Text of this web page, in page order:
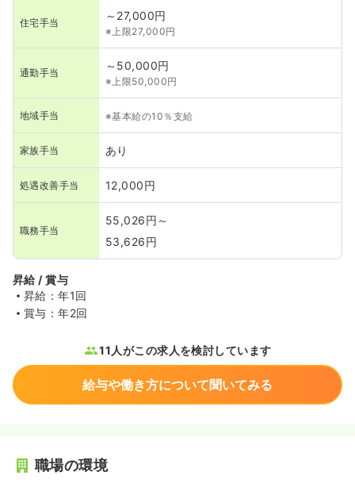
住宅手当
～27,000円
※上限27,000円
通勤手当
～50,000円
※上限50,000円
地域手当 ※基本給の10％支給
家族手当 あり
処遇改善手当 12,000円
職務手当
55,026円～
53,626円
昇給 / 賞与
昇給：年1回
賞与：年2回
11人がこの求人を検討しています
給与や働き方について聞いてみる
職場の環境